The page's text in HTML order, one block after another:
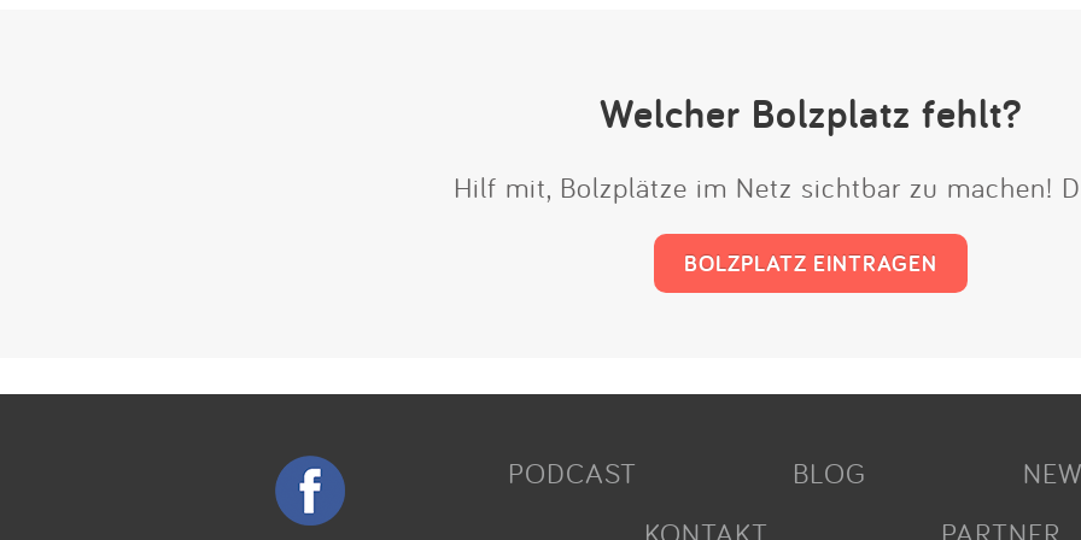
Welcher Bolzplatz fehlt?
Hilf mit, Bolzplätze im Netz sichtbar zu machen!
BOLZPLATZ EINTRAGEN
PODCAST BLOG
KONTAKT
PARTNER